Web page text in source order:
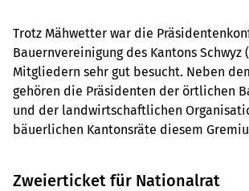
Trotz Mähwetter war die
Bauernvereinigung des Kantons Schwyz
Mitgliedern sehr gut besucht. Neben
gehören die Präsidenten der örtlichen
und der landwirtschaftlichen
bäuerlichen Kantonsräte diesem
Zweierticket für Nationalrat